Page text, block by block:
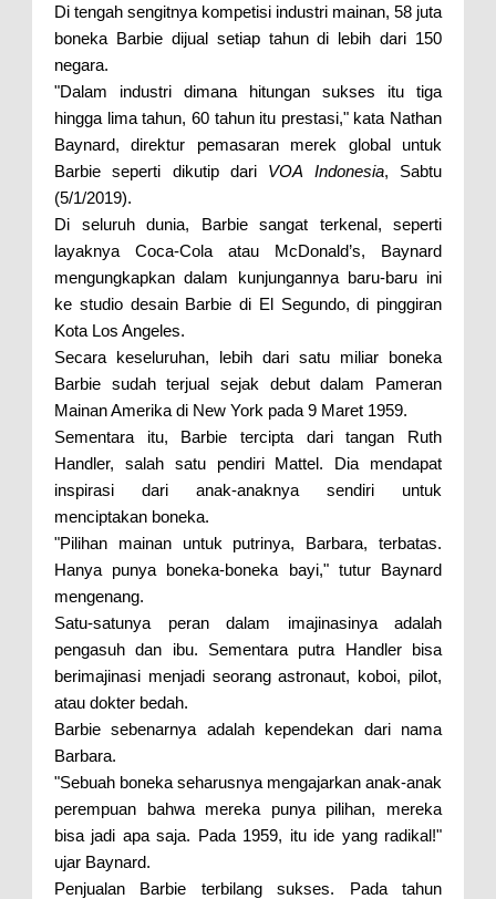
Di tengah sengitnya kompetisi industri mainan, 58 juta
boneka Barbie dijual setiap tahun di lebih dari 150
negara.
"Dalam industri dimana hitungan sukses itu tiga
hingga lima tahun, 60 tahun itu prestasi," kata Nathan
Baynard, direktur pemasaran merek global untuk
Barbie seperti dikutip dari VOA Indonesia, Sabtu
(5/1/2019).
Di seluruh dunia, Barbie sangat terkenal, seperti
layaknya Coca-Cola atau McDonald’s, Baynard
mengungkapkan dalam kunjungannya baru-baru ini
ke studio desain Barbie di El Segundo, di pinggiran
Kota Los Angeles.
Secara keseluruhan, lebih dari satu miliar boneka
Barbie sudah terjual sejak debut dalam Pameran
Mainan Amerika di New York pada 9 Maret 1959.
Sementara itu, Barbie tercipta dari tangan Ruth
Handler, salah satu pendiri Mattel. Dia mendapat
inspirasi dari anak-anaknya sendiri untuk
menciptakan boneka.
"Pilihan mainan untuk putrinya, Barbara, terbatas.
Hanya punya boneka-boneka bayi," tutur Baynard
mengenang.
Satu-satunya peran dalam imajinasinya adalah
pengasuh dan ibu. Sementara putra Handler bisa
berimajinasi menjadi seorang astronaut, koboi, pilot,
atau dokter bedah.
Barbie sebenarnya adalah kependekan dari nama
Barbara.
"Sebuah boneka seharusnya mengajarkan anak-anak
perempuan bahwa mereka punya pilihan, mereka
bisa jadi apa saja. Pada 1959, itu ide yang radikal!"
ujar Baynard.
Penjualan Barbie terbilang sukses. Pada tahun